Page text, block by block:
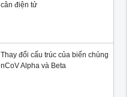
cân điện tử
Thay đổi cấu trúc của biến chủng
nCoV Alpha và Beta